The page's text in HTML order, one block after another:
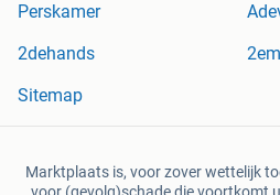
Perskamer
2dehands
Sitemap
Marktplaats is, voor zover wettelijk